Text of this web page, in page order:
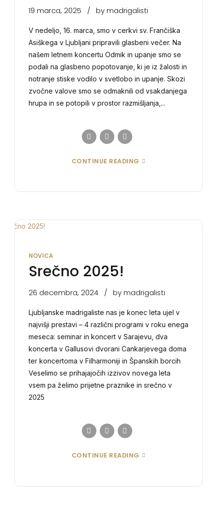
19 marca, 2025 by madrigalisti
V nedeljo, 16. marca, smo v cerkvi sv. Frančiška
Asiškega v Ljubljani pripravili glasbeni večer. Na
našem letnem koncertu Odmik in upanje smo se
podali na glasbeno popotovanje, ki je iz žalosti in
notranje stiske vodilo v svetlobo in upanje. Skozi
zvočne valove smo se odmaknili od vsakdanjega
hrupa in se potopili v prostor razmišljanja,...
CONTINUE READING
NOVICA
Srečno 2025!
26 decembra, 2024 by madrigalisti
Ljubljanske madrigaliste nas je konec leta ujel v
najvišji prestavi – 4 različni programi v roku enega
meseca: seminar in koncert v Sarajevu, dva
koncerta v Gallusovi dvorani Cankarjevega doma
ter koncertoma v Filharmoniji in Španskih borcih
Veselimo se prihajajočih izzivov novega leta
vsem pa želimo prijetne praznike in srečno v
2025
CONTINUE READING